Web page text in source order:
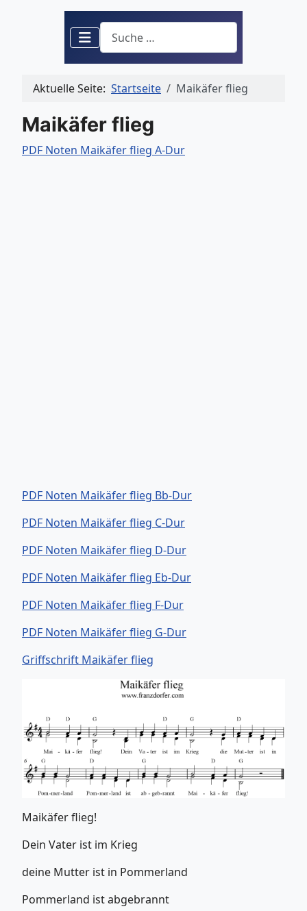
Suchen
Aktuelle Seite: Startseite Maikäfer flieg
Maikäfer flieg
PDF Noten Maikäfer flieg A-Dur
PDF Noten Maikäfer flieg Bb-Dur
PDF Noten Maikäfer flieg C-Dur
PDF Noten Maikäfer flieg D-Dur
PDF Noten Maikäfer flieg Eb-Dur
PDF Noten Maikäfer flieg F-Dur
PDF Noten Maikäfer flieg G-Dur
Griffschrift Maikäfer flieg
Maikäfer flieg!
Dein Vater ist im Krieg
deine Mutter ist in Pommerland
Pommerland ist abgebrannt